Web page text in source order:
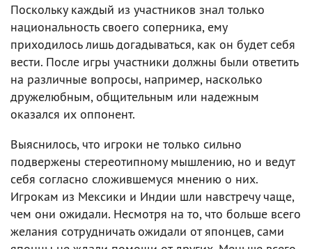
Поскольку каждый из участников знал только
национальность своего соперника, ему
приходилось лишь догадываться, как он будет себя
вести. После игры участники должны были ответить
на различные вопросы, например, насколько
дружелюбным, общительным или надежным
оказался их оппонент.
Выяснилось, что игроки не только сильно
подвержены стереотипному мышлению, но и ведут
себя согласно сложившемуся мнению о них.
Игрокам из Мексики и Индии шли навстречу чаще,
чем они ожидали. Несмотря на то, что больше всего
желания сотрудничать ожидали от японцев, сами